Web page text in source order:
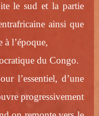
le sud et la partie
ainsi que
à l’époque,
du Congo.
l’essentiel, d’une
progressivement